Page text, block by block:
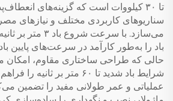
تا ۳۰ کیلووات است که گزینه‌های
سناریوهای کاربردی مختلف و نیازهای
می‌سازد. با سرعت
باد را به‌طور کارآمد در سرعت‌های پایین
حالی که طراحی ساختاری مقاوم، امکان
شرایط باد شدید تا ۶۰ متر بر
عملیاتی و عمر طولانی مفید را تضمین